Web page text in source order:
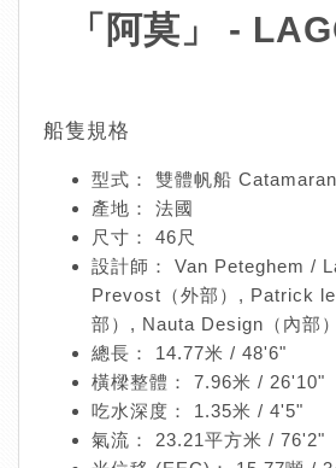
「阿莫」 -
船隻規格
型式： 雙體帆船 Catamaran
產地： 法國
尺寸： 46尺
設計師： Van Peteghem /
Prevost（外部）, Patrick
部）, Nauta Design（內部）
總長： 14.77米 / 48'6"
橫樑整體： 7.96米 / 26'10"
吃水深度： 1.35米 / 4'5"
氣流： 23.21平方米 / 76'2"